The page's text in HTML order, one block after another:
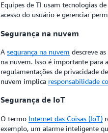
Equipes de TI usam tecnologias
acesso do usuário e gerenciar
Segurança na nuvem
A segurança na nuvem descreve
na nuvem. Isso é importante para
regulamentações de privacidade
nuvem implica responsabilidade
Segurança de IoT
O termo Internet das Coisas (IoT)
exemplo, um alarme inteligente